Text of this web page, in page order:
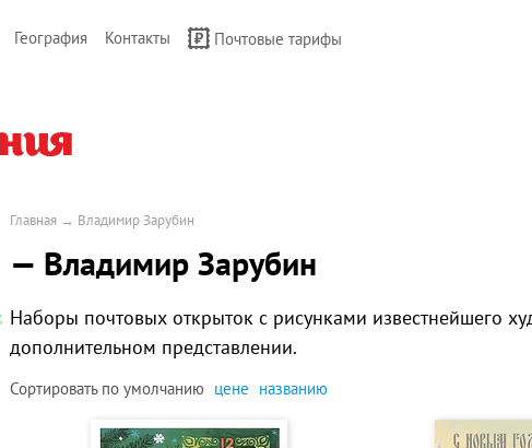
География Контакты Почтовые тарифы
Главная → Владимир Зарубин
— Владимир Зарубин
Наборы почтовых открыток с рисунками известнейшего
дополнительном представлении.
Сортировать по умолчанию цене названию